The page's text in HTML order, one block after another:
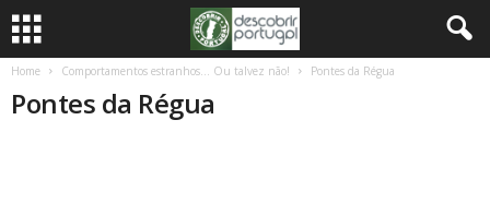
Home Comportamentos estranhos… Ou talvez não! Pontes da Régua
Pontes da Régua